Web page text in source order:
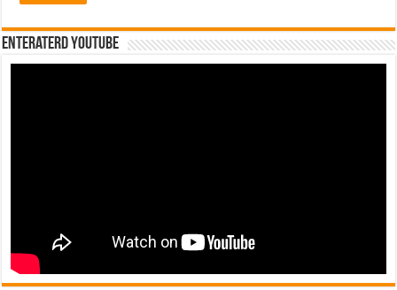
EnterateRD YOUTUBE